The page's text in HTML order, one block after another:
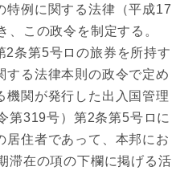
特例に関する法律（平成17
この政令を制定する。
2条第5号ロの旅券を所持す
する法律本則の政令で定め
機関が発行した出入国管理
第319号）第2条第5号ロに
居住者であって、本邦にお
滞在の項の下欄に掲げる活